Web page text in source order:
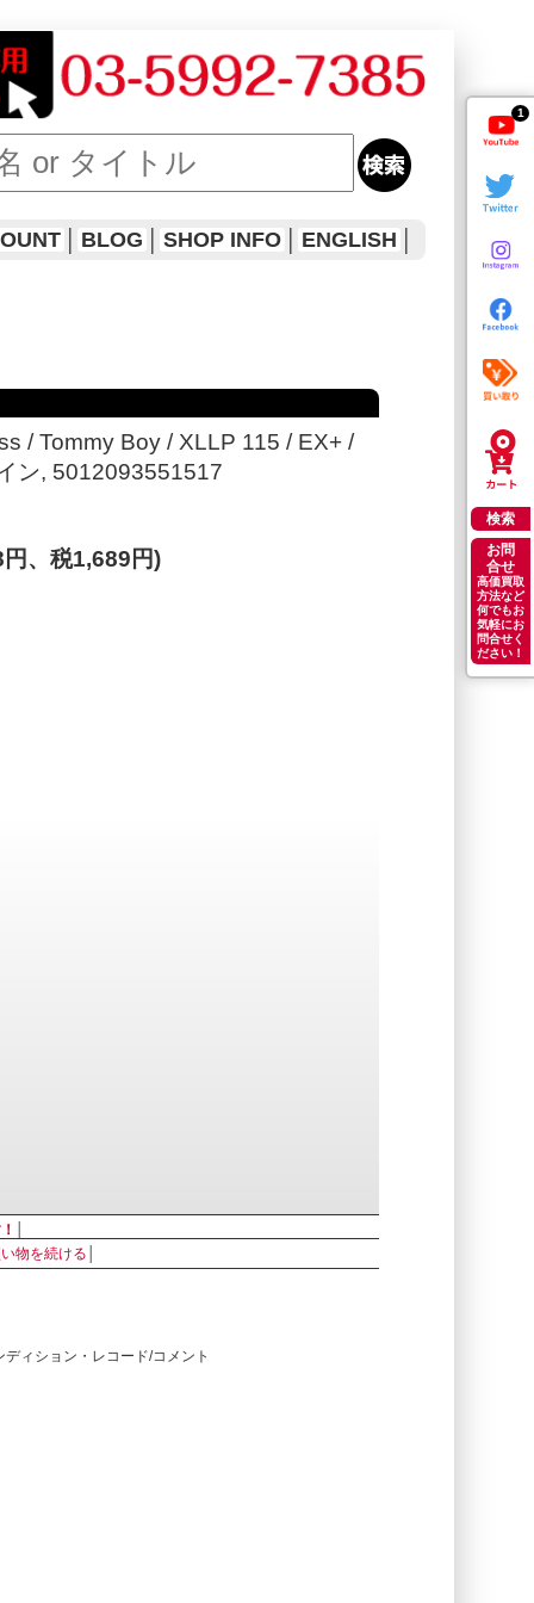
1
検索
お問
合せ
高価買取
方法など
何でもお
気軽にお
問合せく
ださい！
BLOG SHOP INFO ENGLISH
/ Tommy Boy / XLLP 115 / EX+ /
ン, 5012093551517
、税1,689円)
物を続ける
ィション・レコード/コメント